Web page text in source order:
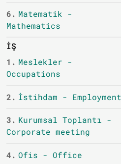
6. Matematik -
Mathematics
İŞ
1. Meslekler -
Occupations
2. İstihdam - Employment
3. Kurumsal Toplantı -
Corporate meeting
4. Ofis - Office